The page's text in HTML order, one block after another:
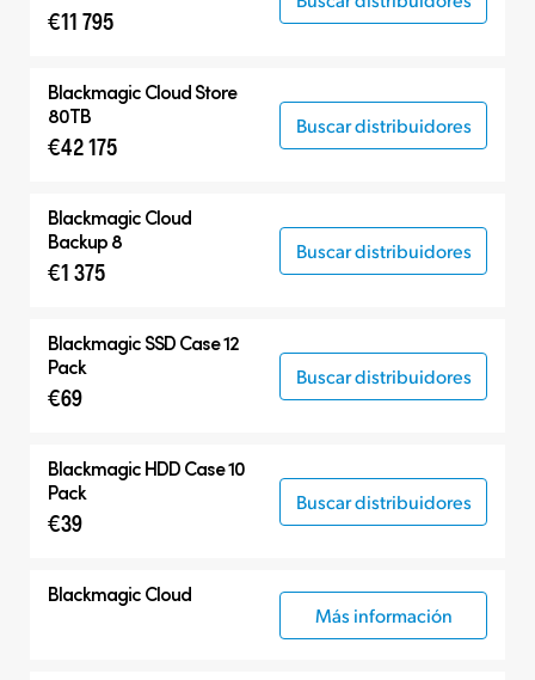
€11 795
Blackmagic Cloud Store
80TB
€42 175
Buscar distribuidores
Blackmagic Cloud
Backup 8
€1 375
Buscar distribuidores
Blackmagic SSD Case 12
Pack
€69
Buscar distribuidores
Blackmagic HDD Case 10
Pack
€39
Buscar distribuidores
Blackmagic Cloud
Más información